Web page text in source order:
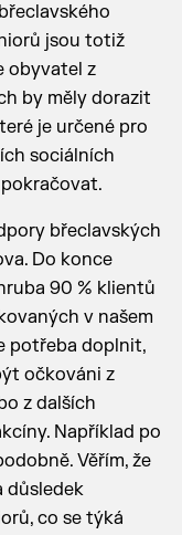
jsou totiž
obyvatel z
by měly dorazit
je určené pro
sociálních
břeclavských
Do konce
90 % klientů
v našem
potřeba doplnit,
očkováni z
z dalších
Například po
Věřím, že
důsledek
co se týká